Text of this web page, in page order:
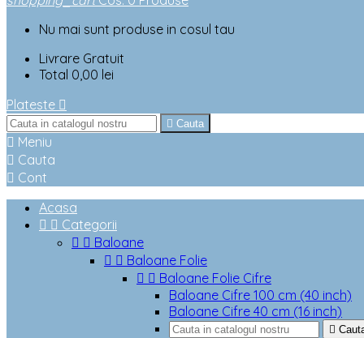
Nu mai sunt produse in cosul tau
Livrare Gratuit
Total 0,00 lei
Plateste 
 Cauta
 Meniu
 Cauta
 Cont
Acasa
  Categorii
  Baloane
  Baloane Folie
  Baloane Folie Cifre
Baloane Cifre 100 cm (40 inch)
Baloane Cifre 40 cm (16 inch)
